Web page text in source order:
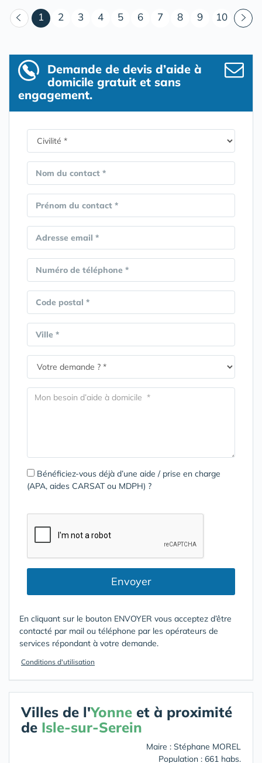
1 (courant)
2 3 4 5 6 7 8 9 10
Demande de devis d’aide à
domicile gratuit et sans
engagement.
Nom du contact *
Prénom du contact *
Adresse email *
Numéro de téléphone *
Code postal *
Ville *
Bénéficiez-vous déjà d’une aide / prise en charge
(APA, aides CARSAT ou MDPH) ?
Envoyer
En cliquant sur le bouton ENVOYER vous acceptez d’être
contacté par mail ou téléphone par les opérateurs de
services répondant à votre demande.
Conditions d'utilisation
Villes de l'Yonne et à proximité
de Isle-sur-Serein
Maire : Stéphane MOREL
Population : 661 habs.